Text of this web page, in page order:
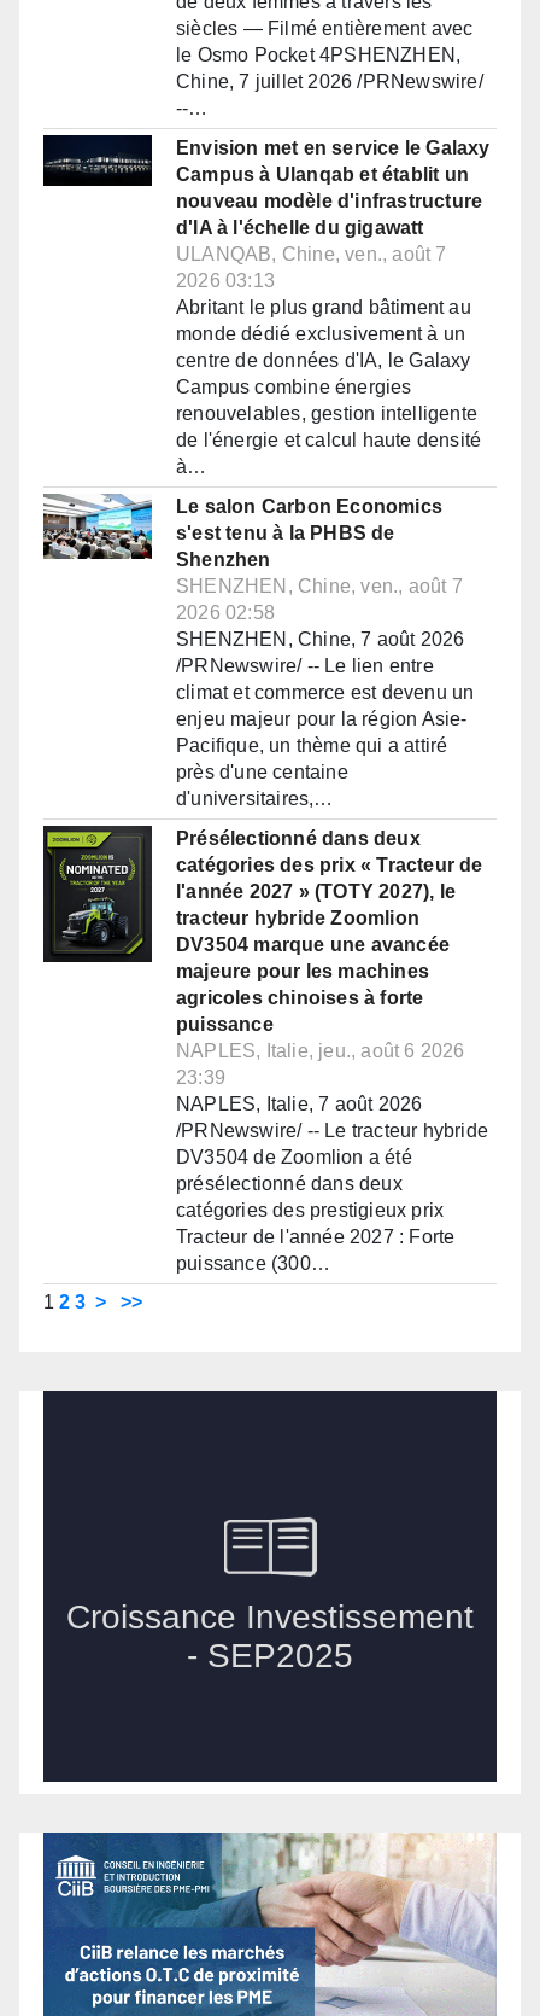
siècles — Filmé entièrement avec
le Osmo Pocket 4PSHENZHEN,
Chine, 7 juillet 2026 /PRNewswire/
--…
Envision met en service le Galaxy
Campus à Ulanqab et établit un
nouveau modèle d'infrastructure
d'IA à l'échelle du gigawatt
ULANQAB, Chine, ven., août 7
2026 03:13
Abritant le plus grand bâtiment au
monde dédié exclusivement à un
centre de données d'IA, le Galaxy
Campus combine énergies
renouvelables, gestion intelligente
de l'énergie et calcul haute densité
à…
Le salon Carbon Economics
s'est tenu à la PHBS de
Shenzhen
SHENZHEN, Chine, ven., août 7
2026 02:58
SHENZHEN, Chine, 7 août 2026
/PRNewswire/ -- Le lien entre
climat et commerce est devenu un
enjeu majeur pour la région Asie-
Pacifique, un thème qui a attiré
près d'une centaine
d'universitaires,…
Présélectionné dans deux
catégories des prix « Tracteur de
l'année 2027 » (TOTY 2027), le
tracteur hybride Zoomlion
DV3504 marque une avancée
majeure pour les machines
agricoles chinoises à forte
puissance
NAPLES, Italie, jeu., août 6 2026
23:39
NAPLES, Italie, 7 août 2026
/PRNewswire/ -- Le tracteur hybride
DV3504 de Zoomlion a été
présélectionné dans deux
catégories des prestigieux prix
Tracteur de l'année 2027 : Forte
puissance (300…
1 2 3 > >>